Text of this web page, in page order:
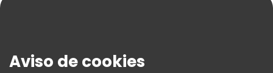
Términos E Información Legal
Aviso de cookies